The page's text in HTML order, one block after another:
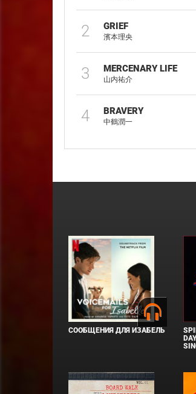
2 GRIEF
濱本理央
3 MERCENARY LIFE
山内祐介
4 BRAVERY
中鶴潤一
СООБЩЕНИЯ ДЛЯ ИЗАБЕЛЬ